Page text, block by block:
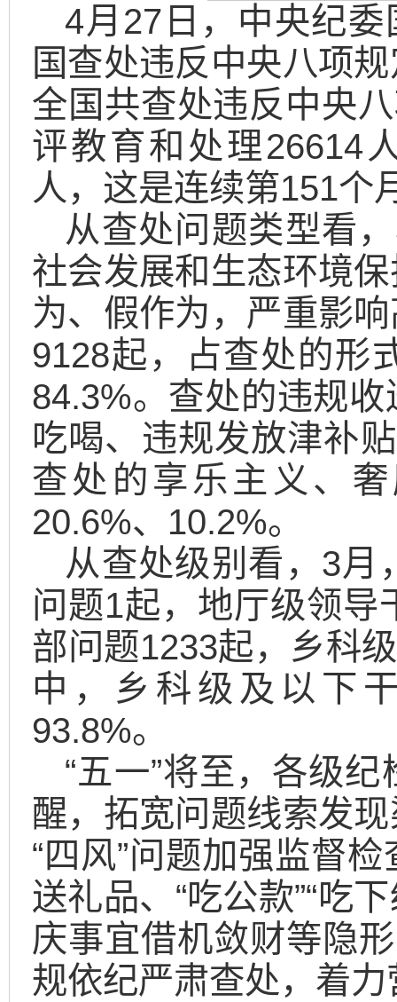
4月27日，中央纪
国查处违反中央八项
全国共查处违反中央
评教育和处理26614
人，这是连续第151个
从查处问题类型看
社会发展和生态环境
为、假作为，严重影
9128起，占查处的形
84.3%。查处的违规
吃喝、违规发放津补
查处的享乐主义、
20.6%、10.2%。
从查处级别看，3月
问题1起，地厅级领导
部问题1233起，乡科
中，乡科级及以下
93.8%。
“五一”将至，各级
醒，拓宽问题线索发
“四风”问题加强监督
送礼品、“吃公款”“吃
庆事宜借机敛财等隐
规依纪严肃查处，着